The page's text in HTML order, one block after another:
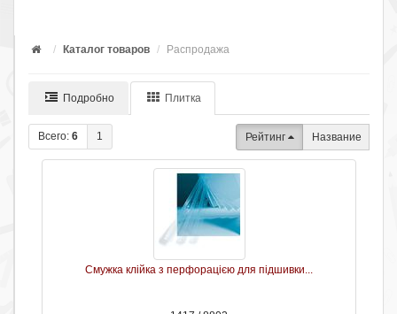
Каталог товаров Распродажа
Подробно Плитка
Всего: 6 1 Рейтинг Название
Смужка клійка з перфорацією для підшивки...